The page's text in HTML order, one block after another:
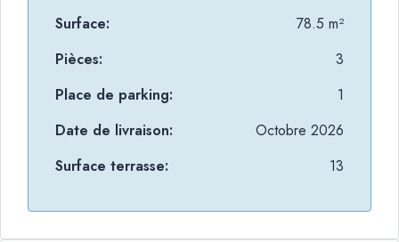
Surface:
78.5 m²
Pièces:
3
Place de parking:
1
Date de livraison:
Octobre 2026
Surface terrasse:
13